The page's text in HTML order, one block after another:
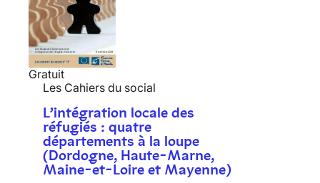
Gratuit
Les Cahiers du social
L’intégration locale des
réfugiés : quatre
départements à la loupe
(Dordogne, Haute-Marne,
Maine-et-Loire et Mayenne)